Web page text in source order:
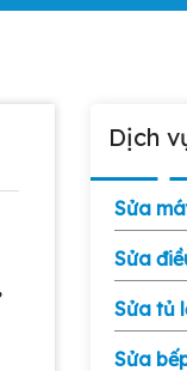
Dịch
Sửa
Sửa
Sửa tủ
Sửa